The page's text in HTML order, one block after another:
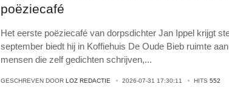
poëziecafé
Het eerste poëziecafé van dorpsdichter Jan Ippel krijgt
september biedt hij in Koffiehuis De Oude Bieb ruimte
mensen die zelf gedichten schrijven,...
GESCHREVEN DOOR LOZ REDACTIE 2026-07-31 17:30:11 HITS 552